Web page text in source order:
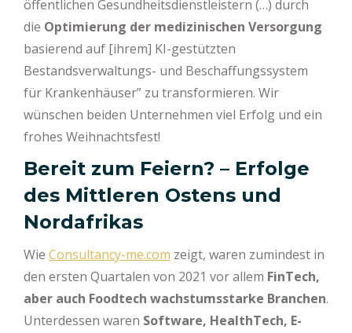
öffentlichen Gesundheitsdienstleistern (…) durch
die Optimierung der medizinischen Versorgung
basierend auf [ihrem] KI-gestützten
Bestandsverwaltungs- und Beschaffungssystem
für Krankenhäuser” zu transformieren. Wir
wünschen beiden Unternehmen viel Erfolg und ein
frohes Weihnachtsfest!
Bereit zum Feiern? – Erfolge
des Mittleren Ostens und
Nordafrikas
Wie Consultancy-me.com zeigt, waren zumindest in
den ersten Quartalen von 2021 vor allem FinTech,
aber auch Foodtech wachstumsstarke Branchen.
Unterdessen waren Software, HealthTech, E-